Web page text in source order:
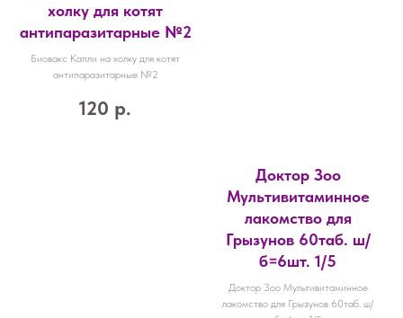
холку для котят
антипаразитарные №2
Биовакс Капли на холку для котят
антипаразитарные №2
120 р.
Доктор Зоо
Мультивитаминное
лакомство для
Грызунов 60таб. ш/
б=6шт. 1/5
Доктор Зоо Мультивитаминное
лакомство для Грызунов 60таб. ш/